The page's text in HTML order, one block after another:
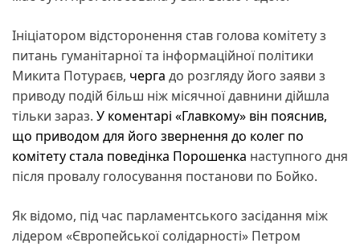
Ініціатором відсторонення став голова комітету з
питань гуманітарної та інформаційної політики
Микита Потураєв, черга до розгляду його заяви з
приводу подій більш ніж місячної давнини дійшла
тільки зараз. У коментарі «Главкому» він пояснив,
що приводом для його звернення до колег по
комітету стала поведінка Порошенка наступного дня
після провалу голосування постанови по Бойко.
Як відомо, під час парламентського засідання між
лідером «Європейської солідарності» Петром